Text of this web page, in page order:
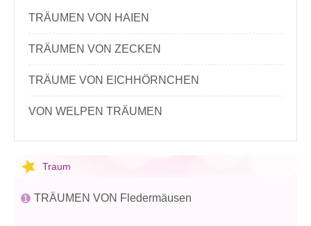
TRÄUMEN VON HAIEN
TRÄUMEN VON ZECKEN
TRÄUME VON EICHHÖRNCHEN
VON WELPEN TRÄUMEN
Traum
TRÄUMEN VON Fledermäusen